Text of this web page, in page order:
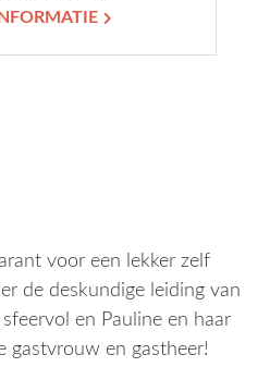
voor een lekker zelf
de deskundige leiding van
en Pauline en haar
gastvrouw en gastheer!